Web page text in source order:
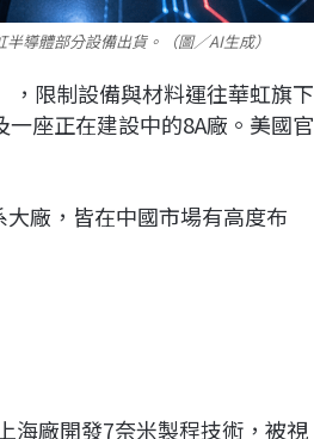
導體部分設備出貨。（圖／AI生成）
限制設備與材料運往華虹旗下
座正在建設中的8A廠。美國官
大廠，皆在中國市場有高度布
海廠開發7奈米製程技術，被視